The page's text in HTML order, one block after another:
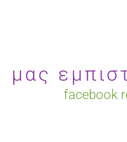
μας
facebook